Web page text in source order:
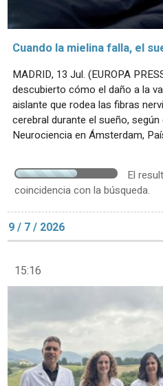
Cuando la mielina falla, el
MADRID, 13 Jul. (EUROPA
descubierto cómo el daño a la
aislante que rodea las fibras
cerebral durante el sueño,
Neurociencia en Ámsterdam,
El
coincidencia con la búsqueda.
9 / 7 / 2026
15:16